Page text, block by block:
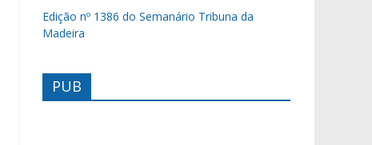
Edição nº 1386 do Semanário Tribuna da
Madeira
PUB